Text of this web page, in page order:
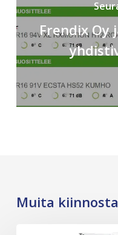
Frendix Oy
Muita